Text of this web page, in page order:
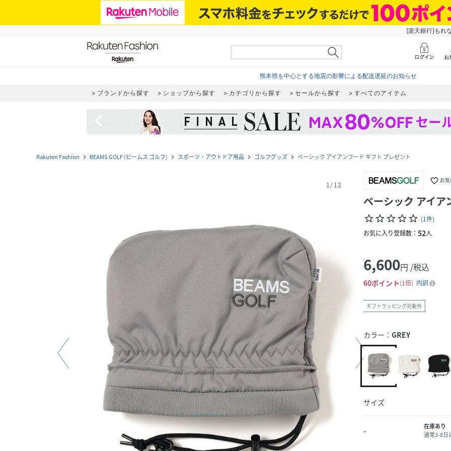
[楽天銀行]もれ
熊本県を中心とする地震の影響による配送遅延のお知らせ
ブランドから探す ショップから探す カテゴリから探す セールから探す すべてのアイテム
Rakuten Fashion navigate_next BEAMS GOLF (ビームス ゴルフ) navigate_next スポーツ・アウトドア用品 navigate_next ゴルフグッズ navigate_next ベーシック アイアンフード ギフト プレゼント
1/12 favorite_border お
ベーシック アイア
star_borderstar_borderstar_borderstar_borderstar_border (1件)
お気に入り登録数： 52人
6,600円 /税込
60ポイント 1倍 内訳
ギフトラッピング対象外
カラー： GREY
サイズ
-
在庫あり
通常3-8日